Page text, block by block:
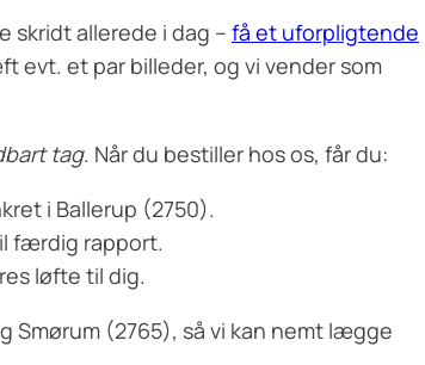
skridt allerede i dag – få et uforpligtende
evt. et par billeder, og vi vender som
tag. Når du bestiller hos os, får du:
i Ballerup (2750).
færdig rapport.
løfte til dig.
Smørum (2765), så vi kan nemt lægge